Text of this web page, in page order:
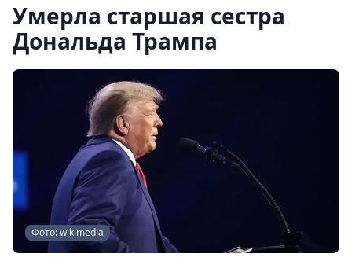
Умерла старшая сестра
Дональда Трампа
Фото: wikimedia